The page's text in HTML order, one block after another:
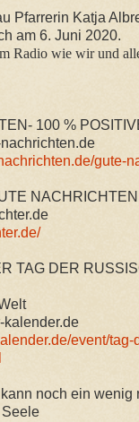
Pfarrerin Katja
am 6. Juni 2020.
Radio wie wir und
100 %
gute-
TAG DER
event/
noch ein wenig